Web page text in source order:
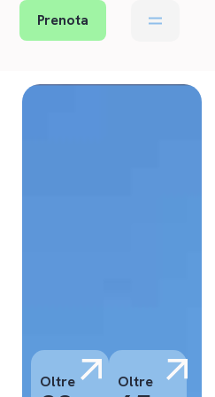
Prenota
Oltre Oltre